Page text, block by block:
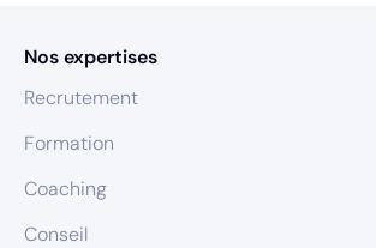
Nos expertises
Recrutement
Formation
Coaching
Conseil